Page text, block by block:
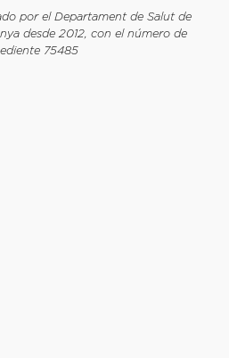
por el Departament de Salut de
desde 2012, con el número de
75485